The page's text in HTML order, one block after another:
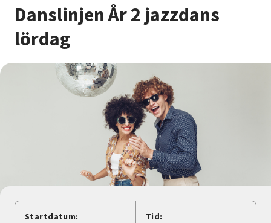
För dig som
Sök kurser och evenemang
Avdelningar
Danslinjen År 2 jazzdans
lördag
Startdatum: Tid: